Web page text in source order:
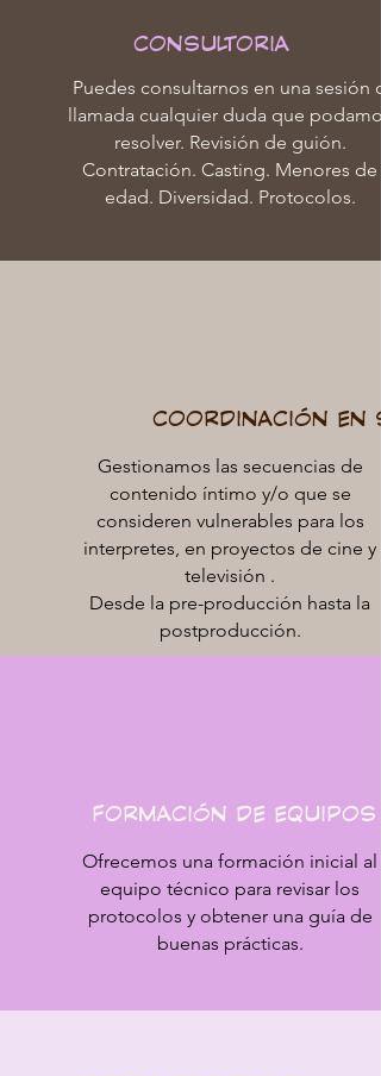
CONSULTORIA
Puedes consultarnos en una sesión o
llamada cualquier duda que podamos
resolver. Revisión de guión.
Contratación. Casting. Menores de
edad. Diversidad. Protocolos.
COORDINACIÓN EN
Gestionamos las secuencias de
contenido íntimo y/o que se
consideren vulnerables para los
interpretes, en proyectos de cine y
televisión .
Desde la pre-producción hasta la
postproducción.
FORMACIÓN DE EQUIPOS
Ofrecemos una formación inicial al
equipo técnico para revisar los
protocolos y obtener una guía de
buenas prácticas.